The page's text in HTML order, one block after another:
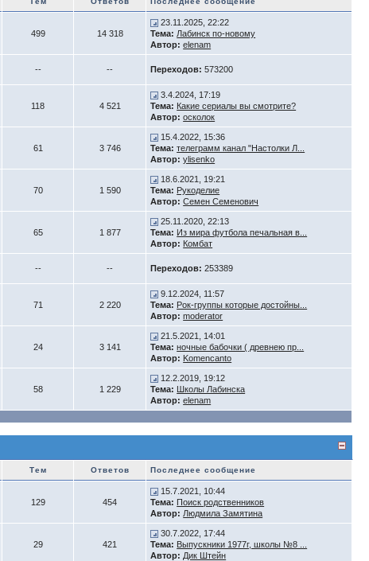
499 14 318
23.11.2025, 22:22
Тема: Лабинск по-новому
Автор: elenam
-- -- Переходов: 573200
118 4 521
3.4.2024, 17:19
Тема: Какие сериалы вы смотрите?
Автор: осколок
61 3 746
15.4.2022, 15:36
Тема: телеграмм канал "Настолки Л...
Автор: ylisenko
70 1 590
18.6.2021, 19:21
Тема: Рукоделие
Автор: Семен Семенович
65 1 877
25.11.2020, 22:13
Тема: Из мира футбола печальная в...
Автор: Комбат
-- -- Переходов: 253389
71 2 220
9.12.2024, 11:57
Тема: Рок-группы которые достойны...
Автор: moderator
24 3 141
21.5.2021, 14:01
Тема: ночные бабочки ( древнею пр...
Автор: Komencanto
58 1 229
12.2.2019, 19:12
Тема: Школы Лабинска
Автор: elenam
Тем Ответов Последнее сообщение
129 454
15.7.2021, 10:44
Тема: Поиск родственников
Автор: Людмила Замятина
29 421
30.7.2022, 17:44
Тема: Выпускники 1977г, школы №8 ...
Автор: Дик Штейн